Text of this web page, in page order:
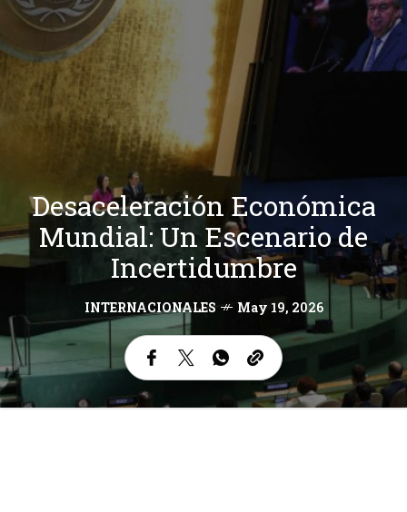
Desaceleración Económica
Mundial: Un Escenario de
Incertidumbre
INTERNACIONALES May 19, 2026